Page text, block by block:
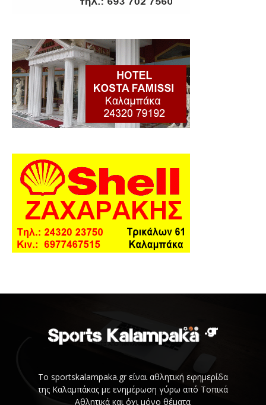
Το sportskalampaka.gr είναι αθλητική εφημερίδα
της Καλαμπάκας με ενημέρωση γύρω από Τοπικά
Αθλητικά και όχι μόνο θέματα